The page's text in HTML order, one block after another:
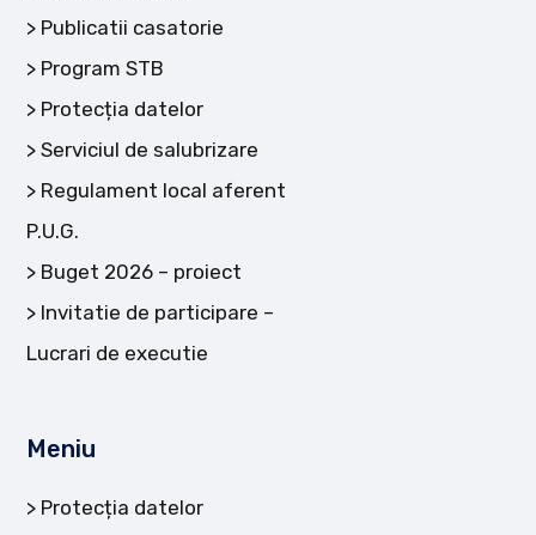
Publicatii casatorie
Program STB
Protecția datelor
Serviciul de salubrizare
Regulament local aferent
P.U.G.
Buget 2026 – proiect
Invitatie de participare –
Lucrari de executie
Meniu
Protecția datelor